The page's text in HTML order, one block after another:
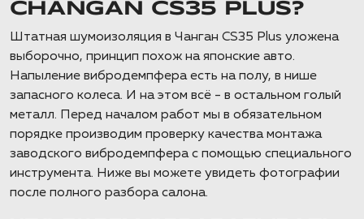
CHANGAN CS35 PLUS?
Штатная шумоизоляция в Чанган CS35 Plus уложена
выборочно, принцип похож на японские авто.
Напыление вибродемпфера есть на полу, в нише
запасного колеса. И на этом всё - в остальном голый
металл. Перед началом работ мы в обязательном
порядке производим проверку качества монтажа
заводского вибродемпфера с помощью специального
инструмента. Ниже вы можете увидеть фотографии
после полного разбора салона.